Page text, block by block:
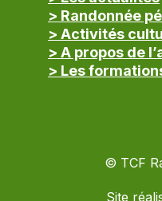
> Randonnée
> Activités
> A propos de
> Les
© TCF
Site